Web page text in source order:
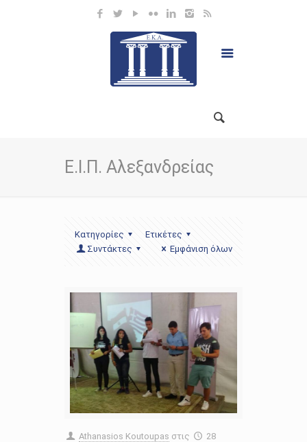
Ε.Ι.Π. Αλεξανδρείας
Κατηγορίες
Ετικέτες
Συντάκτες
Εμφάνιση όλων
Athanasios Koutoupas στις
28